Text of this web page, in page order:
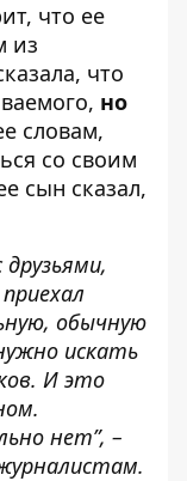
что ее
из
что
, но
словам,
со своим
сын сказал,
обычную
искать
И это
нет”, –